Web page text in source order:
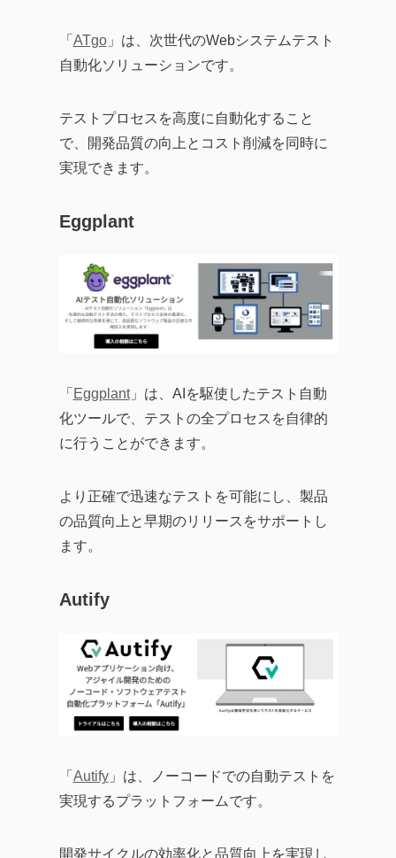
「 ATgo」は、次世代のWebシステムテスト
自動化ソリューションです。
テストプロセスを高度に自動化すること
で、開発品質の向上とコスト削減を同時に
実現できます。
Eggplant
「 Eggplant」は、AIを駆使したテスト自動
化ツールで、テストの全プロセスを自律的
に行うことができます。
より正確で迅速なテストを可能にし、製品
の品質向上と早期のリリースをサポートし
ます。
Autify
「 Autify」は、ノーコードでの自動テストを
実現するプラットフォームです。
開発サイクルの効率化と品質向上を実現し